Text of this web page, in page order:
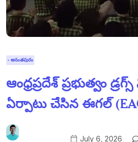
- అనంతపురం
ఆంధ్రప్రదేశ్ ప్రభుత్వం
ఏర్పాటు చేసిన ఈగల్
July 6, 2026